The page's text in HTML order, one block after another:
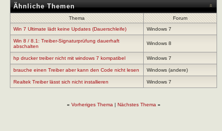
Ähnliche Themen
Thema
Forum
Win 7 Ultimate lädt keine Updates (Dauerschleife)
Windows 7
Win 8 / 8.1: Treiber-Signaturprüfung dauerhaft
abschalten
Windows 8
hp drucker treiber nicht mit windows 7 kompatibel Windows 7
brauche einen Treiber aber kann den Code nicht lesen Windows (andere)
Realtek Treiber lässt sich nicht installieren Windows 7
« Vorheriges Thema | Nächstes Thema »